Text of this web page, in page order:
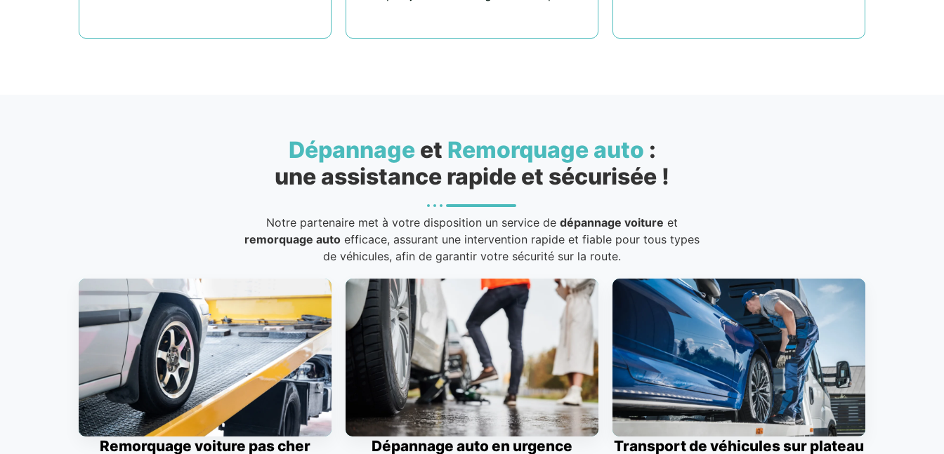
Dépannageet Remorquage auto :
une assistance rapide et sécurisée !
Notre partenaire met à votre disposition un service de dépannage voiture et
remorquage auto efficace, assurant une intervention rapide et fiable pour tous types
de véhicules, afin de garantir votre sécurité sur la route.
Remorquage voiture pas cher Dépannage auto en urgence Transport de véhicules sur plateau